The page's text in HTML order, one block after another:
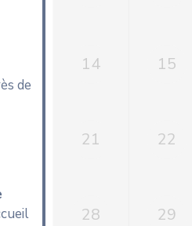
de
14 15
21 22
28 29